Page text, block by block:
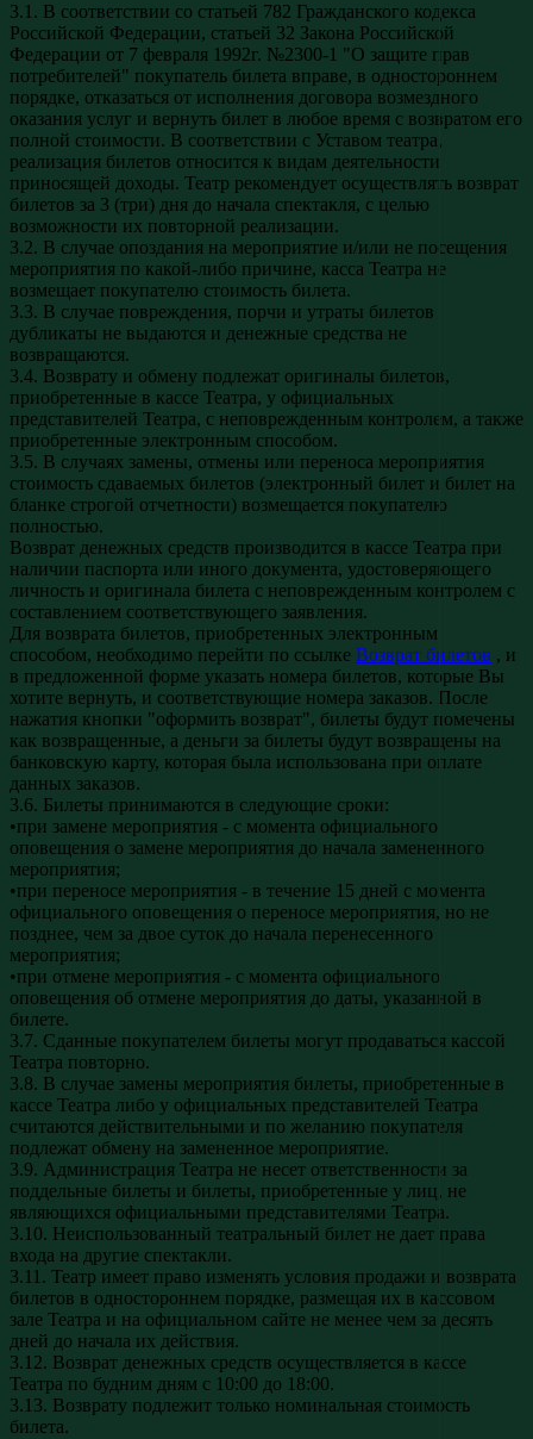
3.1. В соответствии со статьей 782 Гражданского кодекса
Российской Федерации, статьей 32 Закона Российской
Федерации от 7 февраля 1992г. №2300-1 "О защите прав
потребителей" покупатель билета вправе, в одностороннем
порядке, отказаться от исполнения договора возмездного
оказания услуг и вернуть билет в любое время с возвратом его
полной стоимости. В соответствии с Уставом театра,
реализация билетов относится к видам деятельности
приносящей доходы. Театр рекомендует осуществлять возврат
билетов за 3 (три) дня до начала спектакля, с целью
возможности их повторной реализации.
3.2. В случае опоздания на мероприятие и/или не посещения
мероприятия по какой-либо причине, касса Театра не
возмещает покупателю стоимость билета.
3.3. В случае повреждения, порчи и утраты билетов
дубликаты не выдаются и денежные средства не
возвращаются.
3.4. Возврату и обмену подлежат оригиналы билетов,
приобретенные в кассе Театра, у официальных
представителей Театра, с неповрежденным контролем, а также
приобретенные электронным способом.
3.5. В случаях замены, отмены или переноса мероприятия
стоимость сдаваемых билетов (электронный билет и билет на
бланке строгой отчетности) возмещается покупателю
полностью.
Возврат денежных средств производится в кассе Театра при
наличии паспорта или иного документа, удостоверяющего
личность и оригинала билета с неповрежденным контролем с
составлением соответствующего заявления.
Для возврата билетов, приобретенных электронным
способом, необходимо перейти по ссылке Возврат билетов , и
в предложенной форме указать номера билетов, которые Вы
хотите вернуть, и соответствующие номера заказов. После
нажатия кнопки "оформить возврат", билеты будут помечены
как возвращенные, а деньги за билеты будут возвращены на
банковскую карту, которая была использована при оплате
данных заказов.
3.6. Билеты принимаются в следующие сроки:
•при замене мероприятия - с момента официального
оповещения о замене мероприятия до начала замененного
мероприятия;
•при переносе мероприятия - в течение 15 дней с момента
официального оповещения о переносе мероприятия, но не
позднее, чем за двое суток до начала перенесенного
мероприятия;
•при отмене мероприятия - с момента официального
оповещения об отмене мероприятия до даты, указанной в
билете.
3.7. Сданные покупателем билеты могут продаваться кассой
Театра повторно.
3.8. В случае замены мероприятия билеты, приобретенные в
кассе Театра либо у официальных представителей Театра
считаются действительными и по желанию покупателя
подлежат обмену на замененное мероприятие.
3.9. Администрация Театра не несет ответственности за
поддельные билеты и билеты, приобретенные у лиц, не
являющихся официальными представителями Театра.
3.10. Неиспользованный театральный билет не дает права
входа на другие спектакли.
3.11. Театр имеет право изменять условия продажи и возврата
билетов в одностороннем порядке, размещая их в кассовом
зале Театра и на официальном сайте не менее чем за десять
дней до начала их действия.
3.12. Возврат денежных средств осуществляется в кассе
Театра по будним дням с 10:00 до 18:00.
3.13. Возврату подлежит только номинальная стоимость
билета.